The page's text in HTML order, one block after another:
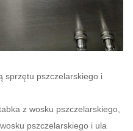
sprzętu pszczelarskiego i
z wosku pszczelarskiego,
pszczelarskiego i ula